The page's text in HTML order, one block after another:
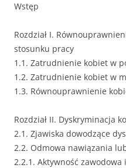
Wstęp
Rozdział I.
stosunku pracy
1.1. Zatrudnienie kobiet w
1.2. Zatrudnienie kobiet w
1.3. Równouprawnienie
Rozdział II. Dyskryminacja
2.1. Zjawiska dowodzące
2.2. Odmowa nawiązania
2.2.1. Aktywność